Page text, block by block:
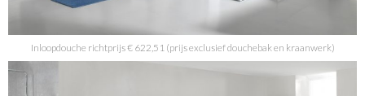
Inloopdouche richtprijs € 622,51 (prijs exclusief douchebak en kraanwerk)